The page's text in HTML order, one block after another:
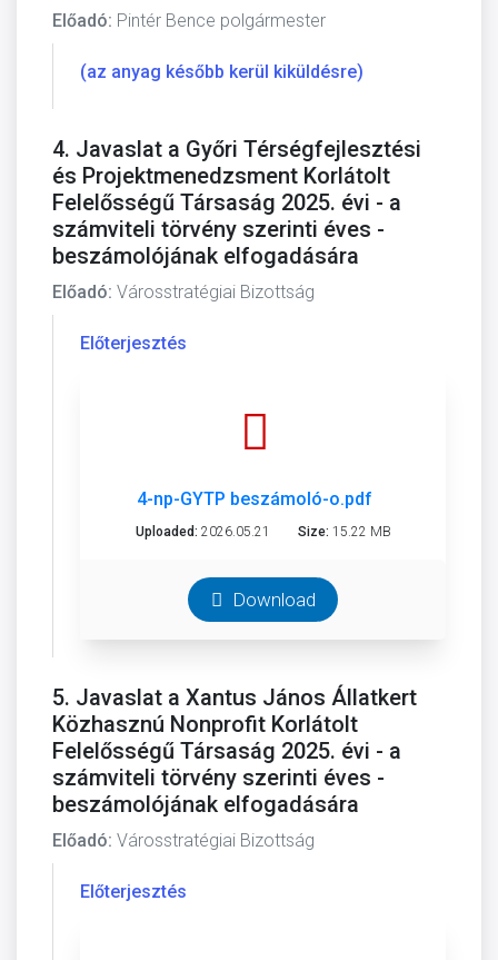
Előadó: Pintér Bence polgármester
(az anyag később kerül kiküldésre)
4. Javaslat a Győri Térségfejlesztési
és Projektmenedzsment Korlátolt
Felelősségű Társaság 2025. évi - a
számviteli törvény szerinti éves -
beszámolójának elfogadására
Előadó: Városstratégiai Bizottság
Előterjesztés
4-np-GYTP beszámoló-o.pdf
Uploaded: 2026.05.21 Size: 15.22 MB
Download
5. Javaslat a Xantus János Állatkert
Közhasznú Nonprofit Korlátolt
Felelősségű Társaság 2025. évi - a
számviteli törvény szerinti éves -
beszámolójának elfogadására
Előadó: Városstratégiai Bizottság
Előterjesztés